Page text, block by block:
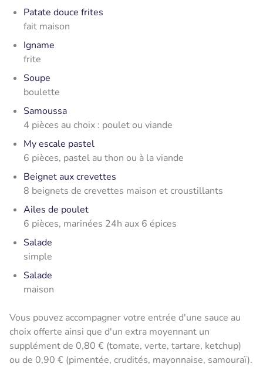
Patate douce frites
fait maison
Igname
frite
Soupe
boulette
Samoussa
4 pièces au choix : poulet ou viande
My escale pastel
6 pièces, pastel au thon ou à la viande
Beignet aux crevettes
8 beignets de crevettes maison et croustillants
Ailes de poulet
6 pièces, marinées 24h aux 6 épices
Salade
simple
Salade
maison
Vous pouvez accompagner votre entrée d'une sauce au
choix offerte ainsi que d'un extra moyennant un
supplément de 0,80 € (tomate, verte, tartare, ketchup)
ou de 0,90 € (pimentée, crudités, mayonnaise, samouraï).